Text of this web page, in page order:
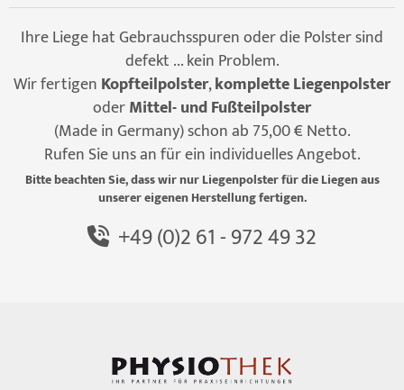
Ihre Liege hat Gebrauchsspuren oder die Polster sind
defekt ... kein Problem.
Wir fertigen Kopfteilpolster,komplette Liegenpolster
oderMittel- und Fußteilpolster
(Made in Germany) schon ab 75,00 € Netto.
Rufen Sie uns an für ein individuelles Angebot.
Bitte beachten Sie, dass wir nur Liegenpolster für die Liegen aus
unserer eigenen Herstellung fertigen.
+49 (0)2 61 - 972 49 32